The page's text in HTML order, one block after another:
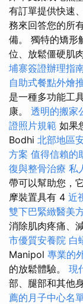
有訂單提供快速
務來回答您的所
備。 獨特的矯形
位、放鬆僵硬肌
埔寨簽證辦理指
自助式餐點外燴
是一種多功能工
康。 透明的搬家
證照片規範 如果
Bodhi 北部地區
方案 值得信賴的
復與整骨治療 私
帶可以幫助您，
摩裝置具有 4 近
雙下巴緊緻醫美
消除肌肉疼痛、
市優質安養院 白
Manipol 專業的
的放鬆體驗。 現
部、腿部和其他
薦的月子中心名